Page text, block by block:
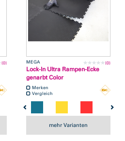
(0) MEGA (0)
Lock-In Ultra Rampen-Ecke
genarbt Color
Merken
Vergleich
mehr Varianten